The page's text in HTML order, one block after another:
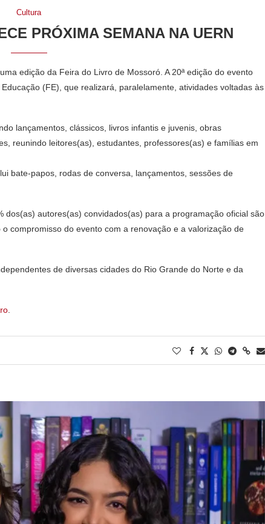
Cultura
PRÓXIMA SEMANA NA UERN
edição da Feira do Livro de Mossoró. A 20ª edição do evento
(FE), que realizará, paralelamente, atividades voltadas às
lançamentos, clássicos, livros infantis e juvenis, obras
reunindo leitores(as), estudantes, professores(as) e famílias em
bate-papos, rodas de conversa, lançamentos, sessões de
dos(as) autores(as) convidados(as) para a programação oficial são
compromisso do evento com a renovação e a valorização de
de diversas cidades do Rio Grande do Norte e da